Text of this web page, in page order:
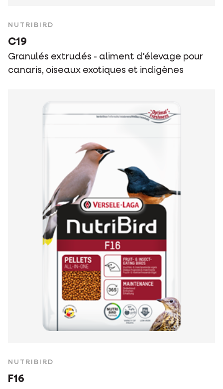
NUTRIBIRD
C19
Granulés extrudés - aliment d'élevage pour
canaris, oiseaux exotiques et indigènes
NUTRIBIRD
F16